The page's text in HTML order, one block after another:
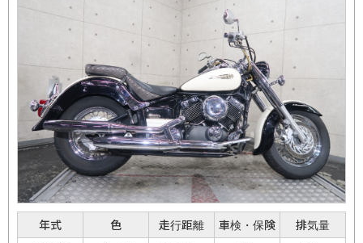
年式 色 走行距離 車検・保険
排気量